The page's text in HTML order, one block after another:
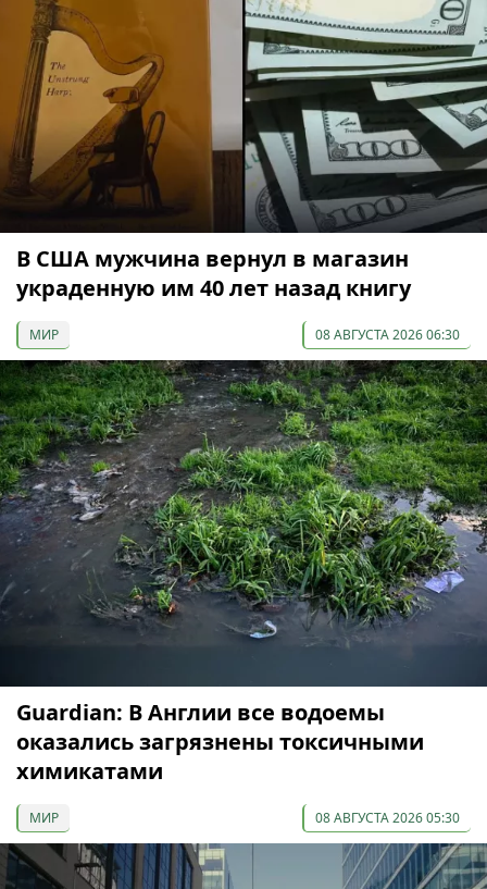
В США мужчина вернул в магазин
украденную им 40 лет назад книгу
МИР 08 АВГУСТА 2026 06:30
Guardian: В Англии все водоемы
оказались загрязнены токсичными
химикатами
МИР 08 АВГУСТА 2026 05:30